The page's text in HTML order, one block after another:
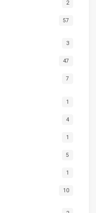
2
57
3
47
7
1
4
1
5
1
10